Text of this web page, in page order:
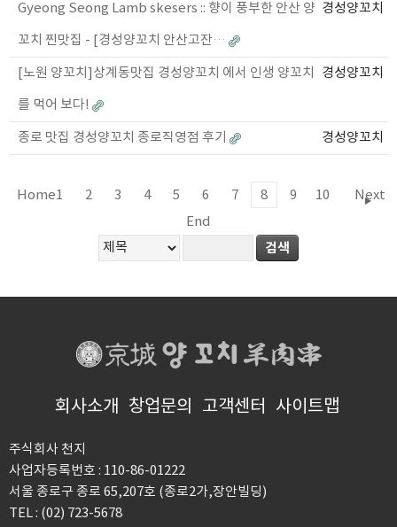
Gyeong Seong Lamb skesers :: 향이 풍부한 안산 양
꼬치 찐맛집 - [경성양꼬치 안산고잔…
경성양꼬치
[노원 양꼬치]상계동맛집 경성양꼬치 에서 인생 양꼬치
를 먹어 보다!
경성양꼬치
종로 맛집 경성양꼬치 종로직영점 후기 경성양꼬치
Home1 2 3 4 5 6 7 8 9 10
Next
End
회사소개 창업문의 고객센터 사이트맵
주식회사 천지
사업자등록번호 : 110-86-01222
서울 종로구 종로 65,207호 (종로2가,장안빌딩)
TEL : (02) 723-5678